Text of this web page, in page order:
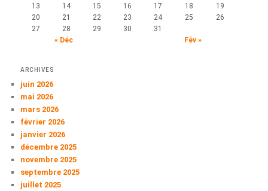
13
14 15 16 17 18
19
20
21 22 23 24 25
26
27
28 29 30
31
« Déc
Fév »
ARCHIVES
juin 2026
mai 2026
mars 2026
février 2026
janvier 2026
décembre 2025
novembre 2025
septembre 2025
juillet 2025